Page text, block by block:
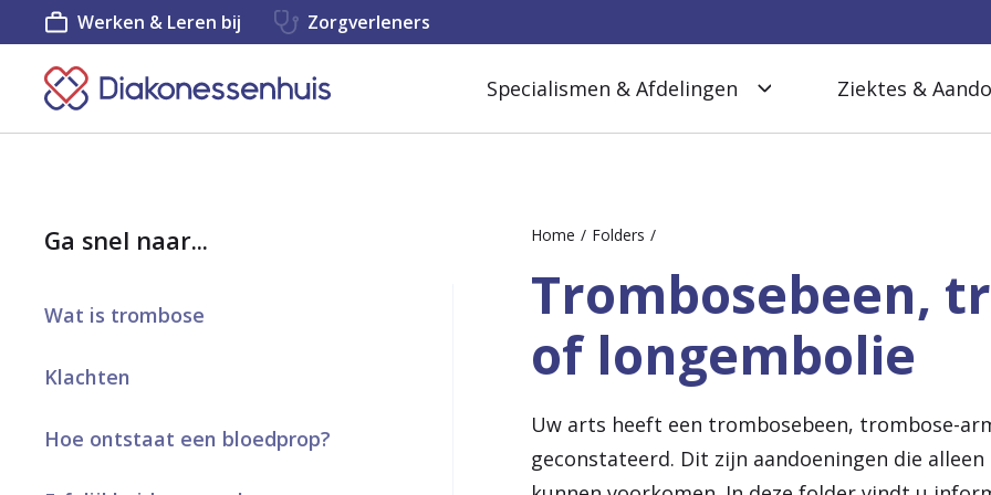
K
e
t
r
u
n
Specialismen & Afdelingen Ziektes &
Werken & Leren bij Zorgverleners
Ga snel naar...
Wat is trombose
Klachten
Hoe ontstaat een bloedprop?
Home Folders
Trombosebeen,
of longembolie
Uw arts heeft een trombosebeen, trombose-
geconstateerd. Dit zijn aandoeningen die